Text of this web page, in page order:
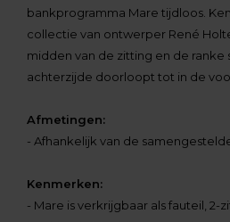
bankprogramma Mare tijdloos.
collectie van ontwerper René
midden van de zitting en de ranke
achterzijde doorloopt tot in de
Afmetingen:
- Afhankelijk van de
Kenmerken:
- Mare is verkrijgbaar als fauteil, 2-